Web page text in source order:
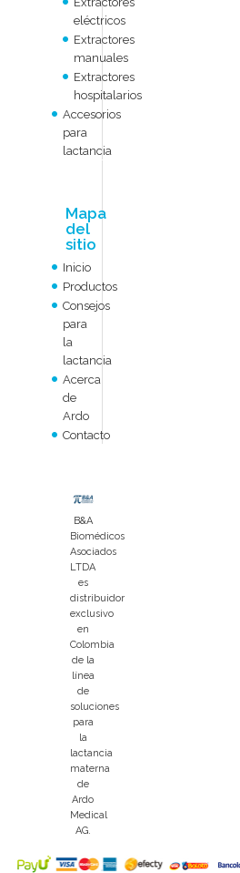
eléctricos
Extractores
manuales
Extractores
hospitalarios
Accesorios
para
lactancia
Mapa
del
sitio
Inicio
Productos
Consejos
para
la
lactancia
Acerca
de
Ardo
Contacto
B&A
Biomédicos
Asociados
LTDA
es
distribuidor
exclusivo
en
Colombia
de la
línea
de
soluciones
para
la
lactancia
materna
de
Ardo
Medical
AG.